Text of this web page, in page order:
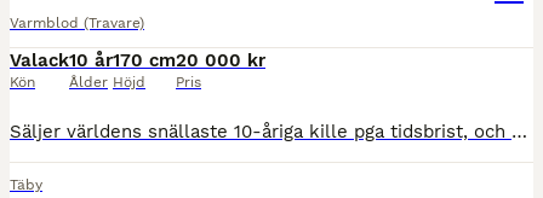
Varmblod (Travare)
Valack
Kön
10 år
Ålder
170 cm
Höjd
20 000 kr
Pris
Säljer världens snällaste 10-åriga kille pga tidsbrist, och önskar kunna hitta en ägare som kan ge honom tiden han förtjänar! Har haft honom i ca 3 år och köpte honom från uppfödaren. Han gick 2 ggr p
Täby